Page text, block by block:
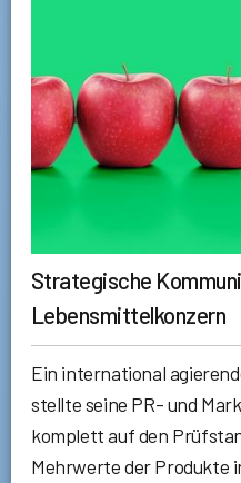
Strategische
Lebensmittelkonzern
Ein international
stellte seine PR- und
komplett auf den
Mehrwerte der Produkte